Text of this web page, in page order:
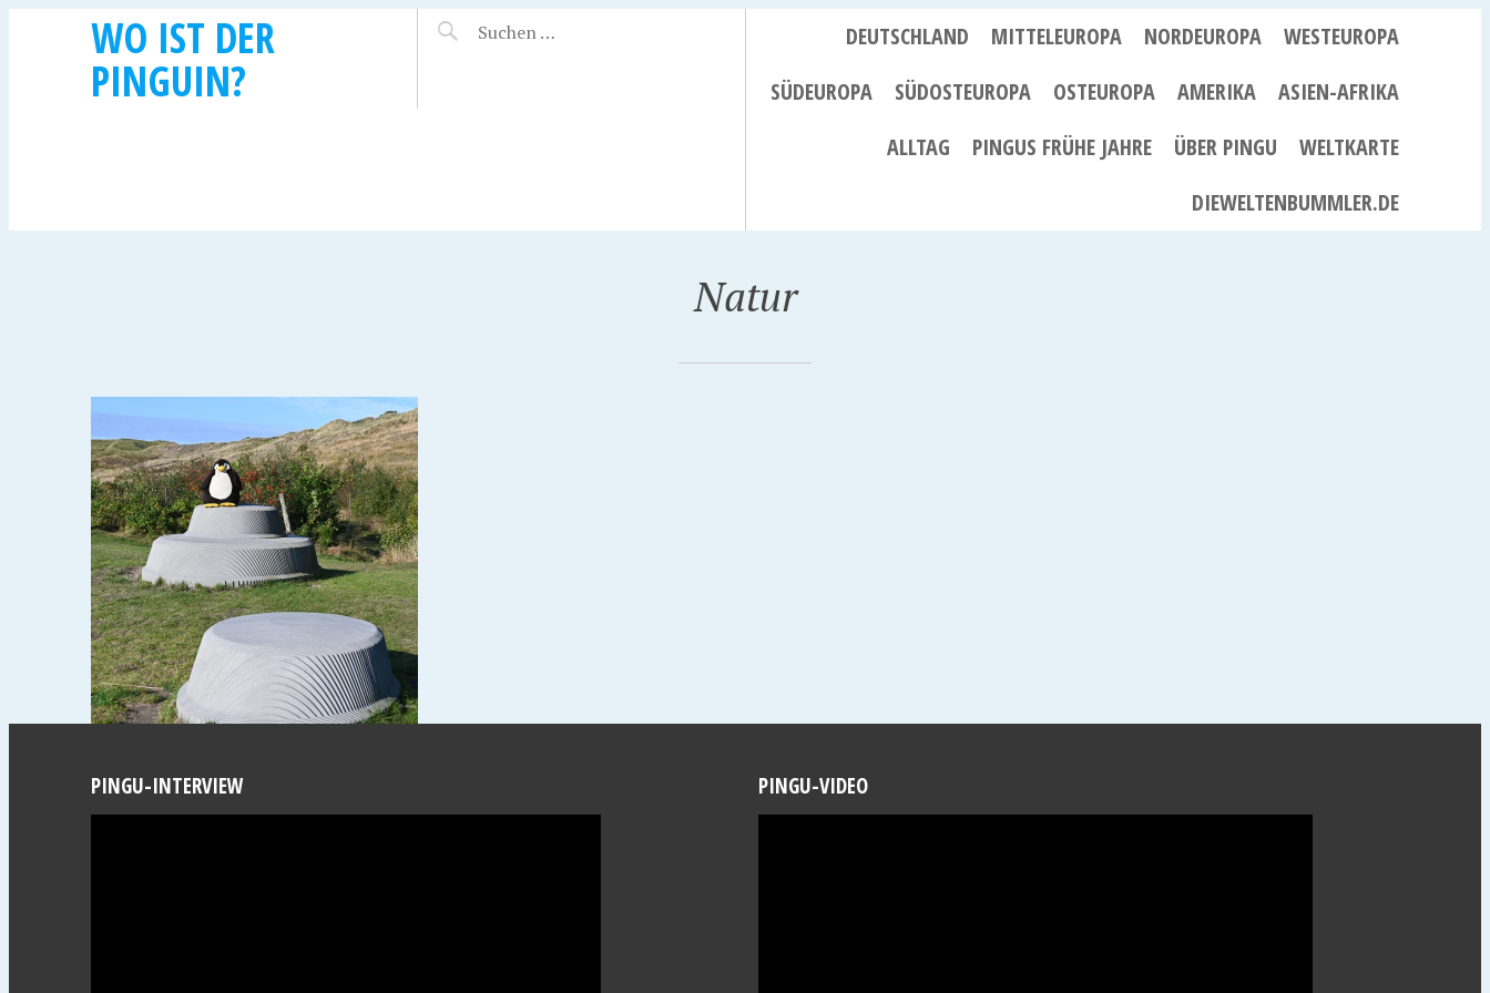
WO IST DER
PINGUIN?
DEUTSCHLAND MITTELEUROPA NORDEUROPA
WESTEUROPA
SÜDEUROPA
SÜDOSTEUROPA OSTEUROPA AMERIKA
ASIEN-AFRIKA
ALLTAG
PINGUS FRÜHE JAHRE ÜBER PINGU
WELTKARTE
DIEWELTENBUMMLER.DE
Natur
PINGU-INTERVIEW PINGU-VIDEO